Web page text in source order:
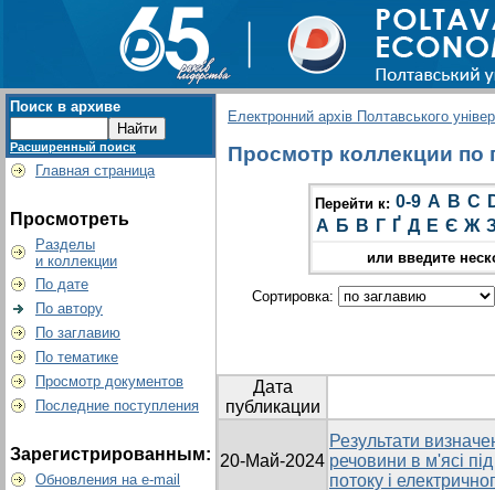
Поиск в архиве
Расширенный поиск
Главная страница
Просмотреть
Разделы
и коллекции
По дате
По автору
По заглавию
По тематике
Просмотр документов
Последние поступления
Зарегистрированным:
Обновления на e-mail
Електронний архів Полтавського
Просмотр коллекции по
Перейти к: 0-9 A B C
А Б В Г Ґ Д Е Є Ж
или введите
Сортировка:
Дата
публикации
20-Май-2024
Результати
речовини в м'ясі
потоку і